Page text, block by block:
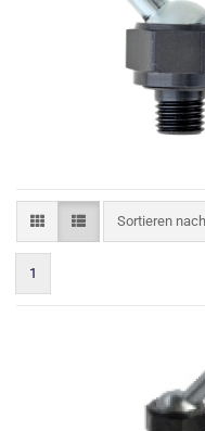
Sortieren nach
Sortieren nach
1